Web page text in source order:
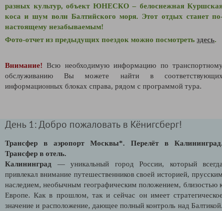
разных культур, объект ЮНЕСКО – белоснежная
коса и шум волн Балтийского моря. Этот отдых станет
настоящему незабываемым!
Фото-отчет из предыдущих поездок можно посмотреть здесь.
Внимание! Всю необходимую информацию по
обслуживанию Вы можете найти в
информационных блоках справа, рядом с программой тура.
День 1: Добро пожаловать в Кёнигсберг!
Трансфер в аэропорт Москвы*. Перелёт в
Трансфер в отель.
Калининград — уникальный город России, который
привлекал внимание путешественников своей историей,
наследием, необычным географическим положением, близостью
Европе. Как в прошлом, так и сейчас он имеет
значение и расположение, дающее полный контроль над